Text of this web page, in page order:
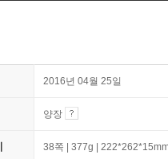
2016년 04월 25일
양장
38쪽 | 377g |